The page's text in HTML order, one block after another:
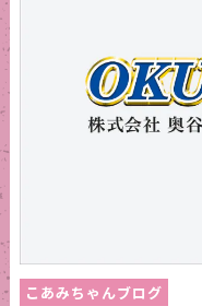
こあみちゃんブログ